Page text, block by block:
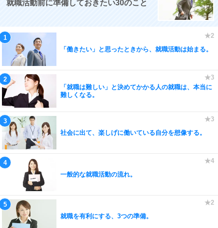
就職活動前に準備しておきたい30のこと
「働きたい」と思ったときから、就職活動は始まる。
「就職は難しい」と決めてかかる人の就職は、本当に
難しくなる。
社会に出て、楽しげに働いている自分を想像する。
一般的な就職活動の流れ。
就職を有利にする、3つの準備。